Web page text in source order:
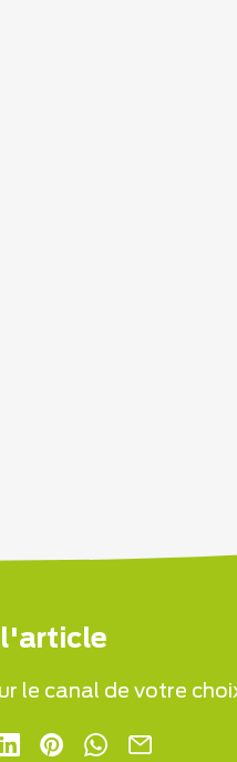
l'article
le canal de votre